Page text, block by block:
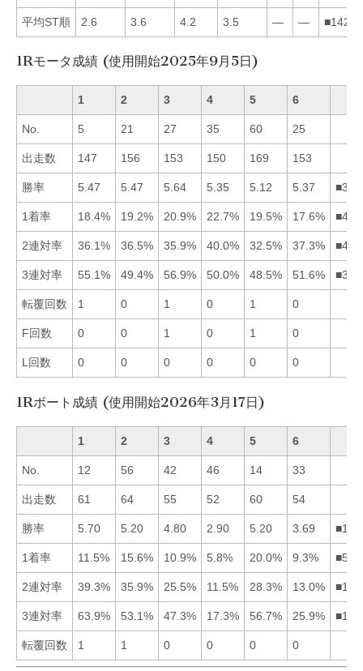
平均ST順 2.6 3.6 4.2 3.5 — —
1Rモータ成績 (使用開始2025年9月5日)
1 2 3 4 5 6
No. 5 21 27 35 60 25
出走数 147 156 153 150 169 153
勝率 5.47 5.47 5.64 5.35 5.12 5.37
1着率 18.4% 19.2% 20.9% 22.7% 19.5% 17.6%
2連対率 36.1% 36.5% 35.9% 40.0% 32.5% 37.3%
3連対率 55.1% 49.4% 56.9% 50.0% 48.5% 51.6%
転覆回数 1 0 1 0 1 0
F回数 0 0 1 0 1 0
L回数 0 0 0 0 0 0
1Rボート成績 (使用開始2026年3月17日)
1 2 3 4 5 6
No. 12 56 42 46 14 33
出走数 61 64 55 52 60 54
勝率 5.70 5.20 4.80 2.90 5.20 3.69
1着率 11.5% 15.6% 10.9% 5.8% 20.0% 9.3%
2連対率 39.3% 35.9% 25.5% 11.5% 28.3% 13.0%
3連対率 63.9% 53.1% 47.3% 17.3% 56.7% 25.9%
転覆回数 1 1 0 0 0 0